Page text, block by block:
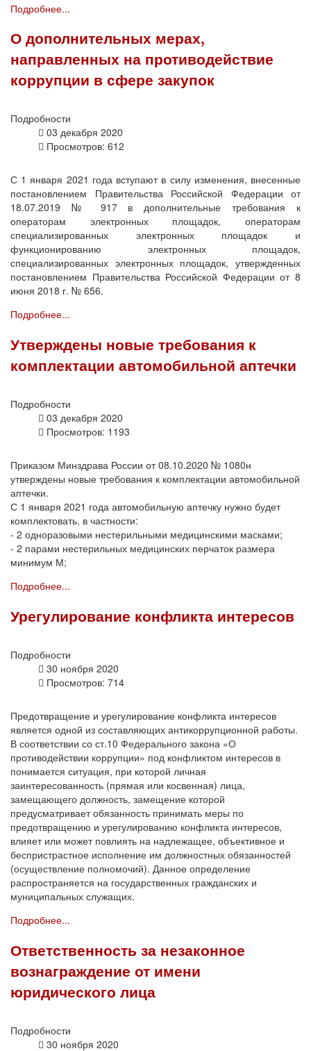
Подробнее...
О дополнительных мерах,
направленных на противодействие
коррупции в сфере закупок
Подробности
03 декабря 2020
Просмотров: 612
С 1 января 2021 года вступают в силу изменения, внесенные
постановлением Правительства Российской Федерации от
18.07.2019 № 917 в дополнительные требования к
операторам электронных площадок, операторам
специализированных электронных площадок и
функционированию электронных площадок,
специализированных электронных площадок, утвержденных
постановлением Правительства Российской Федерации от 8
июня 2018 г. № 656.
Подробнее...
Утверждены новые требования к
комплектации автомобильной аптечки
Подробности
03 декабря 2020
Просмотров: 1193
Приказом Минздрава России от 08.10.2020 № 1080н
утверждены новые требования к комплектации автомобильной
аптечки.
С 1 января 2021 года автомобильную аптечку нужно будет
комплектовать, в частности:
- 2 одноразовыми нестерильными медицинскими масками;
- 2 парами нестерильных медицинских перчаток размера
минимум М;
Подробнее...
Урегулирование конфликта интересов
Подробности
30 ноября 2020
Просмотров: 714
Предотвращение и урегулирование конфликта интересов
является одной из составляющих антикоррупционной работы.
В соответствии со ст.10 Федерального закона «О
противодействии коррупции» под конфликтом интересов в
понимается ситуация, при которой личная
заинтересованность (прямая или косвенная) лица,
замещающего должность, замещение которой
предусматривает обязанность принимать меры по
предотвращению и урегулированию конфликта интересов,
влияет или может повлиять на надлежащее, объективное и
беспристрастное исполнение им должностных обязанностей
(осуществление полномочий). Данное определение
распространяется на государственных гражданских и
муниципальных служащих.
Подробнее...
Ответственность за незаконное
вознаграждение от имени
юридического лица
Подробности
30 ноября 2020